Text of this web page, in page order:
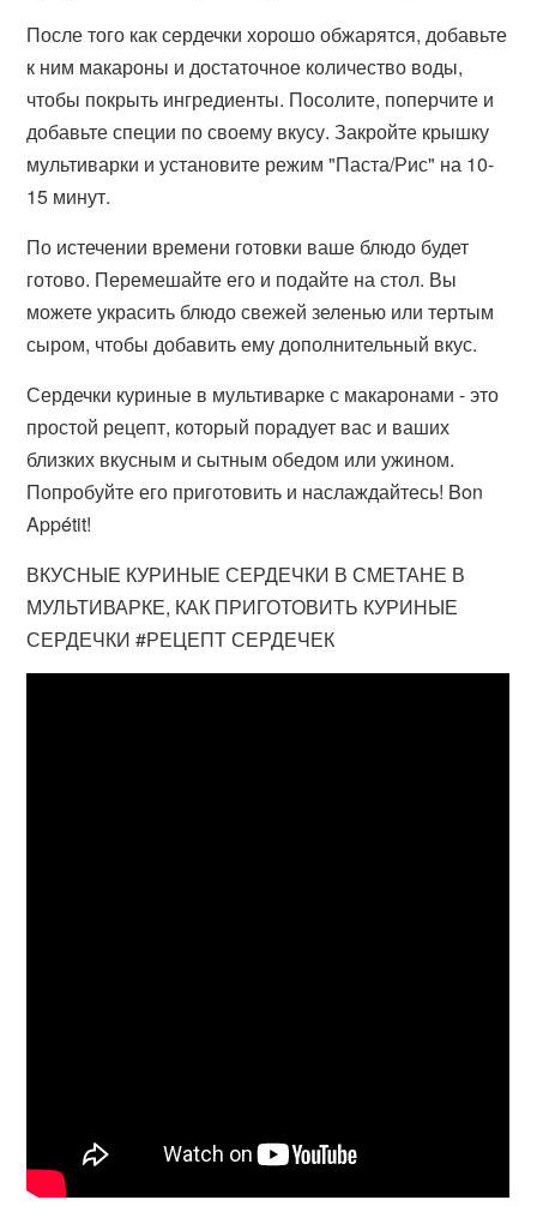
После того как сердечки хорошо обжарятся, добавьте
к ним макароны и достаточное количество воды,
чтобы покрыть ингредиенты. Посолите, поперчите и
добавьте специи по своему вкусу. Закройте крышку
мультиварки и установите режим "Паста/Рис" на 10-
15 минут.
По истечении времени готовки ваше блюдо будет
готово. Перемешайте его и подайте на стол. Вы
можете украсить блюдо свежей зеленью или тертым
сыром, чтобы добавить ему дополнительный вкус.
Сердечки куриные в мультиварке с макаронами - это
простой рецепт, который порадует вас и ваших
близких вкусным и сытным обедом или ужином.
Попробуйте его приготовить и наслаждайтесь! Bon
Appétit!
ВКУСНЫЕ КУРИНЫЕ СЕРДЕЧКИ В СМЕТАНЕ В
МУЛЬТИВАРКЕ, КАК ПРИГОТОВИТЬ КУРИНЫЕ
СЕРДЕЧКИ #РЕЦЕПТ СЕРДЕЧЕК